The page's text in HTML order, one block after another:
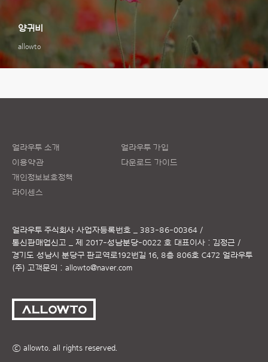
allowto
양귀비
얼라우투 소개
이용약관
개인정보보호정책
라이센스
얼라우투 가입
다운로드 가이드
얼라우투 주식회사 사업자등록번호 _ 383-86-00364 /
통신판매업신고 _ 제 2017-성남분당-0022 호 대표이사 : 김정근 /
경기도 성남시 분당구 판교역로192번길 16, 8층 806호 C472 얼라우투
(주) 고객문의 : allowto@naver.com
ⓒ allowto. all rights reserved.